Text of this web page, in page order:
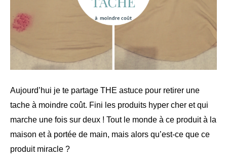
Aujourd’hui je te partage THE astuce pour retirer une
tache à moindre coût. Fini les produits hyper cher et qui
marche une fois sur deux ! Tout le monde à ce produit à la
maison et à portée de main, mais alors qu’est-ce que ce
produit miracle ?